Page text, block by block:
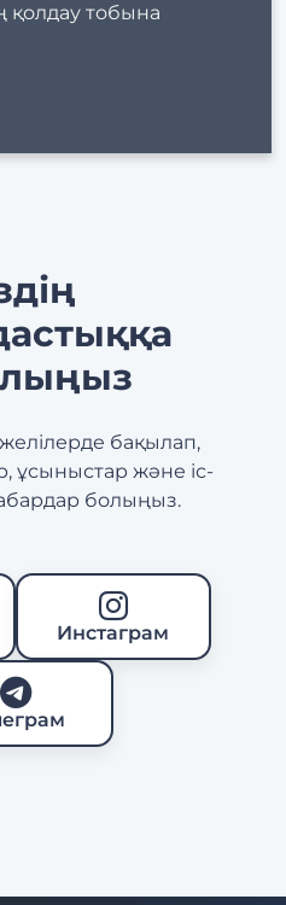
қолдау тобына
желілерде бақылап,
ұсыныстар және іс-
болыңыз.
Инстаграм